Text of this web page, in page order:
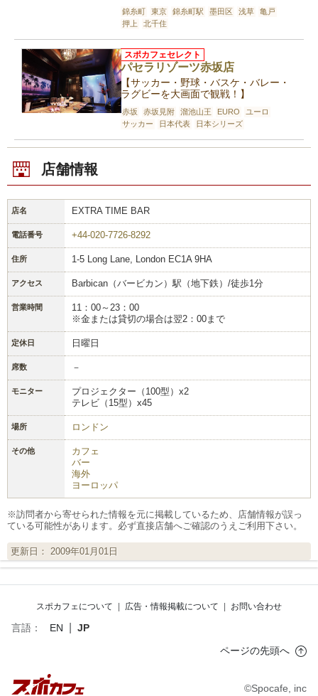
錦糸町 東京 錦糸町駅 墨田区 浅草
亀戸
押上
北千住
パセラリゾーツ赤坂店
スポカフェセレクト
【サッカー・野球・バスケ・バレー・
ラグビーを大画面で観戦！】
赤坂 赤坂見附 溜池山王 EURO
ユーロ
サッカー
日本代表 日本シリーズ
店舗情報
店名 EXTRA TIME BAR
電話番号 +44-020-7726-8292
住所 1-5 Long Lane, London EC1A 9HA
アクセス Barbican（バービカン）駅（地下鉄）/徒歩1分
営業時間
11：00～23：00
※金または貸切の場合は翌2：00まで
定休日 日曜日
席数 －
モニター
プロジェクター（100型）x2
テレビ（15型）x45
場所 ロンドン
その他
カフェ
バー
海外
ヨーロッパ
※訪問者から寄せられた情報を元に掲載しているため、店舗情報が誤っ
ている可能性があります。必ず直接店舗へご確認のうえご利用下さい。
更新日： 2009年01月01日
スポカフェについて | 広告・情報掲載について | お問い合わせ
言語： EN
JP
ページの先頭へ
©Spocafe, inc